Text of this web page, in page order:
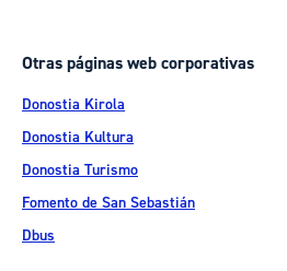
Otras páginas web corporativas
Donostia Kirola
Donostia Kultura
Donostia Turismo
Fomento de San Sebastián
Dbus